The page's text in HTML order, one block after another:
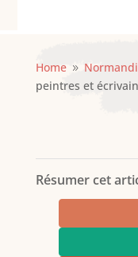
Home 9
peintres et
Résumer cet